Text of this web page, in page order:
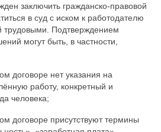
заключить гражданско-правовой
в суд с иском к работодателю
трудовыми. Подтверждением
могут быть, в частности,
договоре нет указания на
работу, конкретный и
человека;
договоре присутствуют термины